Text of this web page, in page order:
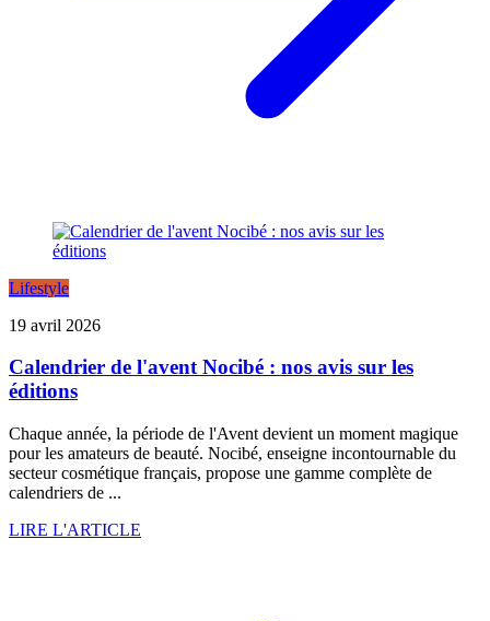
Lifestyle
19 avril 2026
Calendrier de l'avent Nocibé : nos avis sur les
éditions
Chaque année, la période de l'Avent devient un moment magique
pour les amateurs de beauté. Nocibé, enseigne incontournable du
secteur cosmétique français, propose une gamme complète de
calendriers de ...
LIRE L'ARTICLE